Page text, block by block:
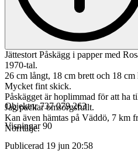
Jättestort Påskägg i papper med
1970-tal.
26 cm långt, 18 cm brett och 18 cm
Mycket fint skick.
Påskägget är hoplimmad för att ha
Jag packar omsorgsfullt.
Kan även hämtas på Väddö, 7 km
Norrtälje.
Objektnr 737 079 263
Visningar 90
Publicerad 19 jun 20:58